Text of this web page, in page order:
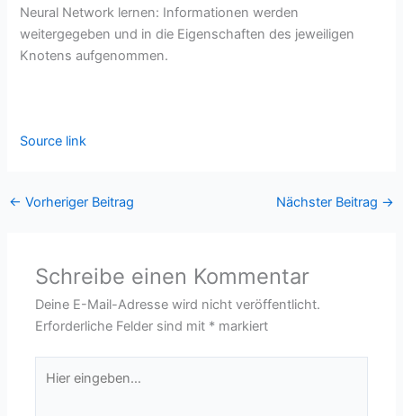
Neural Network lernen: Informationen werden
weitergegeben und in die Eigenschaften des jeweiligen
Knotens aufgenommen.
Source link
← Vorheriger Beitrag Nächster Beitrag →
Schreibe einen Kommentar
Deine E-Mail-Adresse wird nicht veröffentlicht.
Erforderliche Felder sind mit * markiert
eingeben…